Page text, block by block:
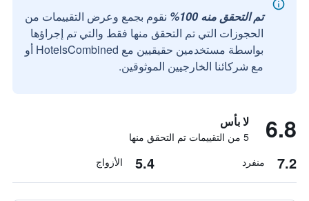
تم التحقق منه 100%
نقوم بجمع وعرض التقييمات من
الحجوزات التي تم التحقق منها فقط والتي تم إجراؤها
بواسطة مستخدمين حقيقيين مع HotelsCombined أو
مع شركائنا الخارجيين الموثوقين.
6.8 لا بأس
5 من التقييمات تم التحقق منها
7.2 منفرد 5.4 الأزواج